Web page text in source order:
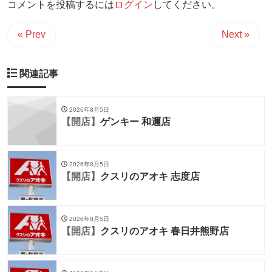
コメントを投稿するには ログイン してください。
« Prev Next »
関連記事
2026年8月5日
【開店】 ゲンキー 和邇店
2026年8月5日
【開店】 クスリのアオキ 志度店
2026年8月5日
【開店】 クスリのアオキ 春日井熊野店